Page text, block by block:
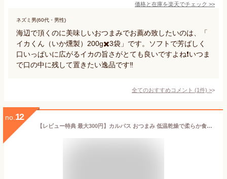
価格と在庫を楽天でチェック >>
ネズミ男(60代・男性)
海辺で頂くのに美味しいおつまみでお薦め致したいのは、「
イカくん（いか燻製）200g✖️3袋」です。ソフトで芳ばしく
口いっぱいに広がるイカの旨さがとても良いですよね❗️いつま
で口の中に残して置きたい逸品です‼️
全てのおすすめコメント (1件) >
no. 12
【レビュー特典 最大300円】カルパス おつまみ 低温乾燥で柔らか食感!! 1袋 500g おやつ 業務用 肉類